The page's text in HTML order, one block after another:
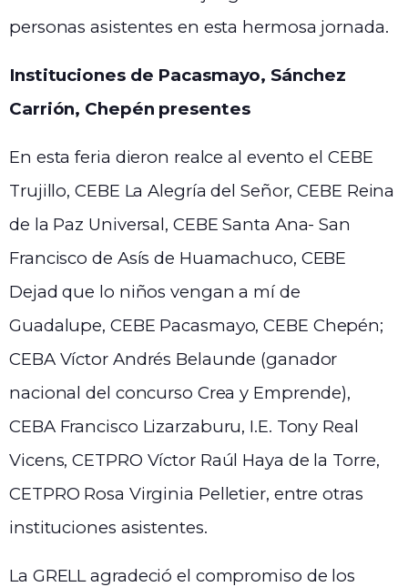
personas asistentes en esta hermosa jornada.
Instituciones de Pacasmayo, Sánchez
Carrión, Chepén presentes
En esta feria dieron realce al evento el CEBE
Trujillo, CEBE La Alegría del Señor, CEBE Reina
de la Paz Universal, CEBE Santa Ana- San
Francisco de Asís de Huamachuco, CEBE
Dejad que lo niños vengan a mí de
Guadalupe, CEBE Pacasmayo, CEBE Chepén;
CEBA Víctor Andrés Belaunde (ganador
nacional del concurso Crea y Emprende),
CEBA Francisco Lizarzaburu, I.E. Tony Real
Vicens, CETPRO Víctor Raúl Haya de la Torre,
CETPRO Rosa Virginia Pelletier, entre otras
instituciones asistentes.
La GRELL agradeció el compromiso de los